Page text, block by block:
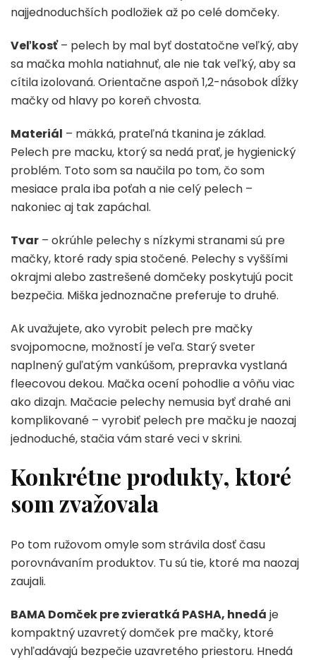
najjednoduchších podložiek až po celé domčeky.
Veľkosť– pelech by mal byť dostatočne veľký, aby
sa mačka mohla natiahnuť, ale nie tak veľký, aby sa
cítila izolovaná. Orientačne aspoň 1,2-násobok dĺžky
mačky od hlavy po koreň chvosta.
Materiál – mäkká, prateľná tkanina je základ.
Pelech pre macku, ktorý sa nedá prať, je hygienický
problém. Toto som sa naučila po tom, čo som
mesiace prala iba poťah a nie celý pelech –
nakoniec aj tak zapáchal.
Tvar – okrúhle pelechy s nízkymi stranami sú pre
mačky, ktoré rady spia stočené. Pelechy s vyššími
okrajmi alebo zastrešené domčeky poskytujú pocit
bezpečia. Miška jednoznačne preferuje to druhé.
Ak uvažujete, ako vyrobit pelech pre mačky
svojpomocne, možností je veľa. Starý sveter
naplnený guľatým vankúšom, prepravka vystlaná
fleecovou dekou. Mačka ocení pohodlie a vôňu viac
ako dizajn. Mačacie pelechy nemusia byť drahé ani
komplikované – vyrobiť pelech pre mačku je naozaj
jednoduché, stačia vám staré veci v skrini.
Konkrétne produkty, ktoré
som zvažovala
Po tom ružovom omyle som strávila dosť času
porovnávaním produktov. Tu sú tie, ktoré ma naozaj
zaujali.
BAMA Domček pre zvieratká PASHA, hnedá je
kompaktný uzavretý domček pre mačky, ktoré
vyhľadávajú bezpečie uzavretého priestoru. Hnedá